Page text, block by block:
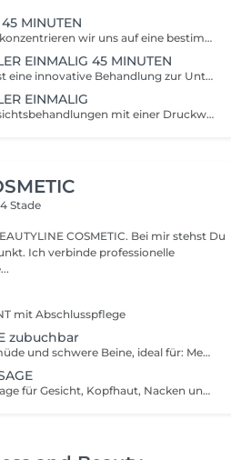
MINUTEN
Bei der Teilkörpermassage konzentrieren wir uns auf eine bestimmte Körperpartie wie beispielsweise den Rücken oder die Beine. Wir verwenden ein hochwertiges Körperöl von comfort zone aus frischen mediterranen Noten von Zitrone, Wacholder, Salbei und Geranie. Info: Da unser Studio mitten in der Stadt liegt und unser Store eine große Verkaufsfläche sowie ein Café beinhaltet, können wir nicht zu 100% Ruhe gewährleisten. Behandlungszeit: 45 Minuten Servicezeit: 15 Minuten
EINMALIG 45 MINUTEN
Der Slimyonik Bodystyler ist eine innovative Behandlung zur Unterstützung von Figurformung, Hautstraffung und körperlichem Wohlbefinden. Durch eine spezielle Druckwellenmassage (Air-Bodyforming) wird die Durchblutung sowie der Lymphfluss angeregt, wodurch der Stoffwechsel aktiviert und das Gewebe stimuliert wird. Die Anwendung kann helfen, das Hautbild zu verbessern, Cellulite und Wassereinlagerungen zu reduzieren und den Körper bei Entgiftungs- und Abnehmprozessen zu unterstützen. Die Behandlung ist angenehm, entspannend und eignet sich ideal als Ergänzung zu einer gesunden Lebensweise. Behandlungszeit: 45 Minuten Servicezeit: 15 Minuten
EINMALIG
Du kannst jede unserer Gesichtsbehandlungen mit einer Druckwellenmassage ergänzen.
Stade
COSMETIC. Bei mir stehst Du
Ich verbinde professionelle
mit Abschlusspflege
zubuchbar
Wohltuende Massage für müde und schwere Beine, ideal für: Menschen mit stehenden berufen, Sportler oder bei geschwollenen und müden Beinen
Sanfte Entspannungsmassage für Gesicht, Kopfhaut, Nacken und Schultern. Kann unterstützen bei: Stress Innerer Unruhe Bildschirmarbeit Erschöpfung